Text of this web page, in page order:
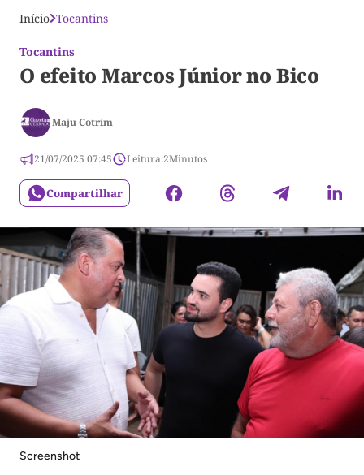
Início Tocantins
Tocantins
O efeito Marcos Júnior no Bico
Maju Cotrim
21/07/2025 07:45 Leitura:2Minutos
Compartilhar
Screenshot